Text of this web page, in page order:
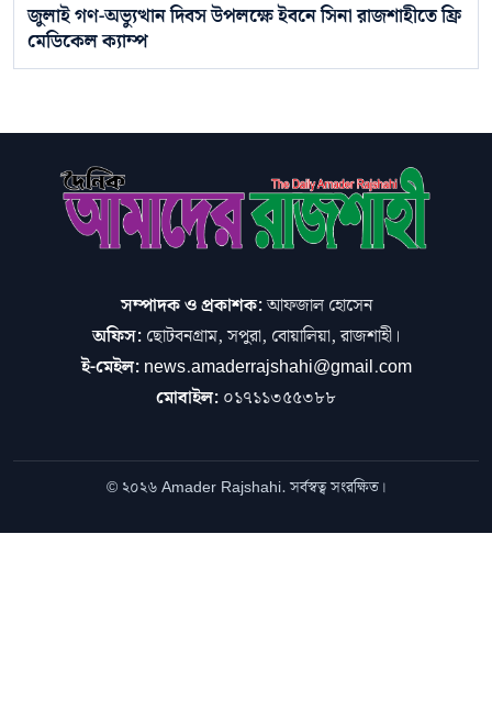
জুলাই গণ-অভ্যুত্থান দিবস উপলক্ষে ইবনে সিনা রাজশাহীতে ফ্রি
মেডিকেল ক্যাম্প
সম্পাদক ও প্রকাশক:আফজাল হোসেন
অফিস: ছোটবনগ্রাম, সপুরা, বোয়ালিয়া, রাজশাহী।
ই-মেইল: news.amaderrajshahi@gmail.com
মোবাইল: ০১৭১১৩৫৫৩৮৮
© ২০২৬ Amader Rajshahi. সর্বস্বত্ব সংরক্ষিত।